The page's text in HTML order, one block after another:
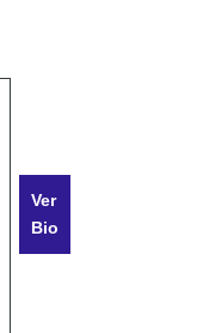
Ver
Bio